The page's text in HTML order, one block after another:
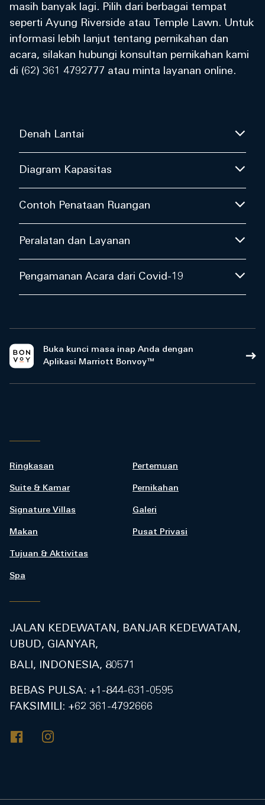
masih banyak lagi. Pilih dari berbagai tempat
seperti Ayung Riverside atau Temple Lawn. Untuk
informasi lebih lanjut tentang pernikahan dan
acara, silakan hubungi konsultan pernikahan kami
di (62) 361 4792777 atau minta layanan online.
Denah Lantai
Diagram Kapasitas
Contoh Penataan Ruangan
Peralatan dan Layanan
Pengamanan Acara dari Covid-19
Buka kunci masa inap Anda dengan
Aplikasi Marriott Bonvoy™
Ringkasan
Suite & Kamar
Signature Villas
Makan
Tujuan & Aktivitas
Spa
Pertemuan
Pernikahan
Galeri
Pusat Privasi
JALAN KEDEWATAN, BANJAR KEDEWATAN,
UBUD, GIANYAR,
BALI, INDONESIA, 80571
BEBAS PULSA: +1-844-631-0595
FAKSIMILI: +62 361-4792666
Facebook